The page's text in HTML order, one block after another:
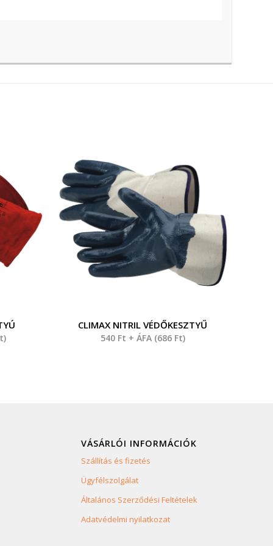
)
CLIMAX NITRIL VÉDŐKESZTYŰ
540 Ft + ÁFA (686 Ft)
VÁSÁRLÓI INFORMÁCIÓK
Szállítás és fizetés
Ügyfélszolgálat
Általános Szerződési Feltételek
Adatvédelmi nyilatkozat